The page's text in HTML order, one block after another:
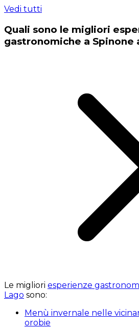
Vedi tutti
Quali sono le migliori
gastronomiche a Spinone
Le migliori esperienze
Lago sono:
Menù invernale nelle
orobie